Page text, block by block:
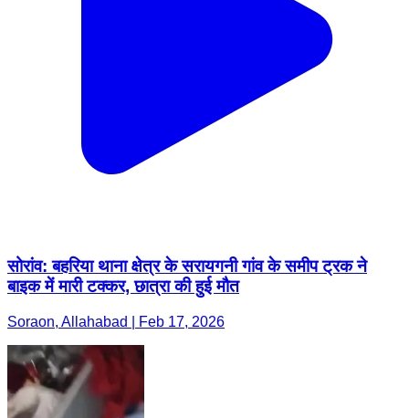
सोरांव: बहरिया थाना क्षेत्र के सरायगनी गांव के समीप ट्रक ने
बाइक में मारी टक्कर, छात्रा की हुई मौत
Soraon, Allahabad | Feb 17, 2026